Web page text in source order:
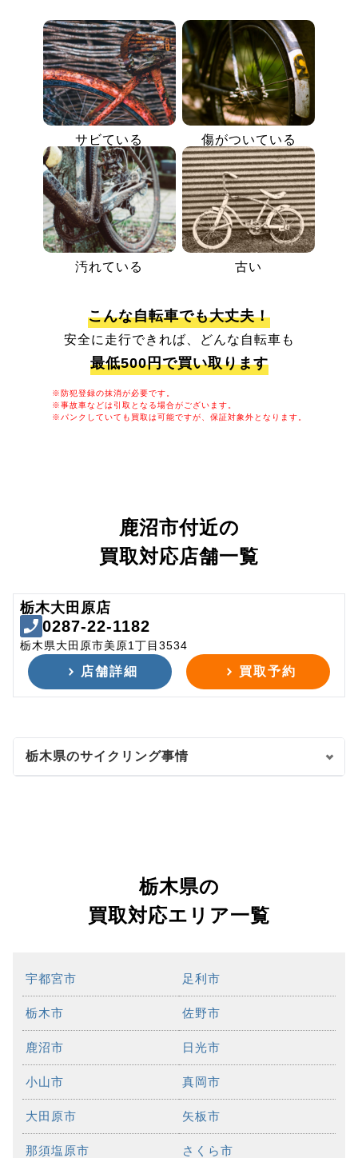
サビている 傷がついている
汚れている 古い
こんな自転車でも大丈夫！
安全に走行できれば、どんな自転車も
最低500円で買い取ります
※防犯登録の抹消が必要です。
※事故車などは引取となる場合がございます。
※パンクしていても買取は可能ですが、保証対象外となります。
鹿沼市付近の
買取対応店舗一覧
栃木大田原店
0287-22-1182
栃木県大田原市美原1丁目3534
店舗詳細 買取予約
栃木県のサイクリング事情
栃木県の
買取対応エリア一覧
宇都宮市 足利市
栃木市 佐野市
鹿沼市 日光市
小山市 真岡市
大田原市 矢板市
那須塩原市 さくら市